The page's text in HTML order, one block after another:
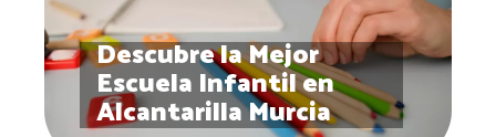
Descubre la Mejor
Escuela Infantil en
Alcantarilla Murcia